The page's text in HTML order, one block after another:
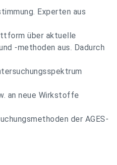
Experten aus
über aktuelle
-methoden aus. Dadurch
an neue Wirkstoffe
der AGES-